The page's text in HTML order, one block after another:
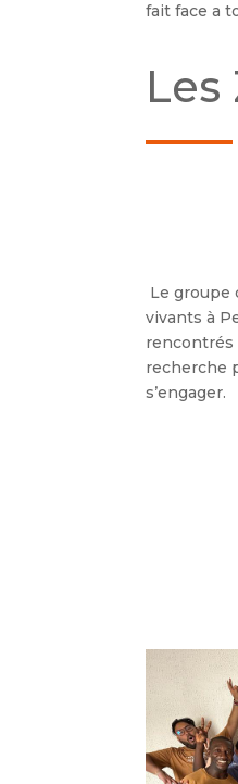
fait face a
Le groupe
vivants à
rencontrés
recherche
s’engager.